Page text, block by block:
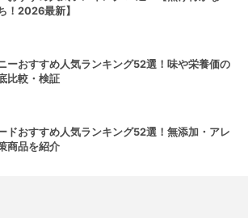
！2026最新】
ーおすすめ人気ランキング52選！味や栄養価の
比較・検証
ドおすすめ人気ランキング52選！無添加・アレ
商品を紹介